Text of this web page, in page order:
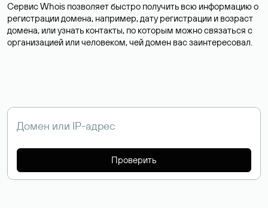
Сервис Whois позволяет быстро получить всю информацию о
регистрации домена, например, дату регистрации и возраст
домена, или узнать контакты, по которым можно связаться с
организацией или человеком, чей домен вас заинтересовал.
Проверить